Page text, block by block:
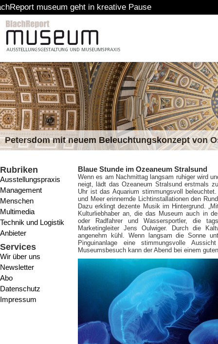
geht in kreative Pause
Petersdom mit neuem Beleuchtungskonzept von
Rubriken
Ausstellungspraxis
Management
Menschen
Multimedia
Technik und Logistik
Anbieter
Services
Wir über uns
Newsletter
Abo
Datenschutz
Impressum
Blaue Stunde im Ozeaneum Stralsund
Wenn es am Nachmittag langsam ruhiger wird
neigt, lädt das Ozeaneum Stralsund erstmals
Uhr ist das Aquarium stimmungsvoll
und Meer erinnernde Lichtinstallationen den
Dazu erklingt dezente Musik im Hintergrund.
Kulturliebhaber an, die das Museum auch in
oder Radfahrer und Wassersportler, die
Marketingleiter Jens Oulwiger. Durch die
angenehm kühl. Wenn langsam die Sonne
Pinguinanlage eine stimmungsvolle
Museumsbesuch kann der Abend bei einem